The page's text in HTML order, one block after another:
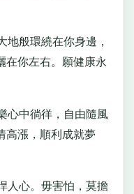
般環繞在你身邊，
在你左右。願健康永
中徜徉，自由隨風
高漲，順利成就夢
心。毋害怕，莫擔